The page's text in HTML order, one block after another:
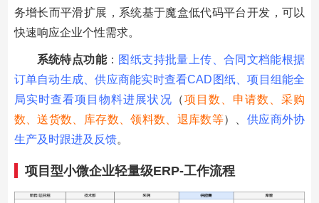
务增长而平滑扩展，系统基于魔盒低代码平台开发，可以
快速响应企业个性需求。
系统特点功能： 图纸支持批量上传、合同文档能根据
订单自动生成、供应商能实时查看CAD图纸、项目组能全
局实时查看项目物料进展状况 （项目数、申请数、采购
数、送货数、库存数、领料数、退库数等）、 供应商外协
生产及时跟进及反馈。
项目型小微企业轻量级ERP-工作流程